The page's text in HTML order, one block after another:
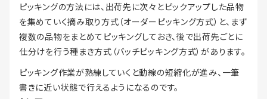
ピッキングの方法には、出荷先に次々とピックアップした品物
を集めていく摘み取り方式（オーダーピッキング方式）と、まず
複数の品物をまとめてピッキングしておき、後で出荷先ごとに
仕分けを行う種まき方式（バッチピッキング方式）があります。
ピッキング作業が熟練していくと動線の短縮化が進み、一筆
書きに近い状態で行えるようになるのです。